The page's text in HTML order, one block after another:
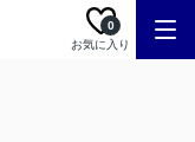
お気に入り
0